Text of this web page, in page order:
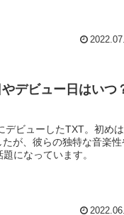
デビュー日はいつ
デビューしたTXT。初めは
たが、彼らの独特な音楽性
になっています。